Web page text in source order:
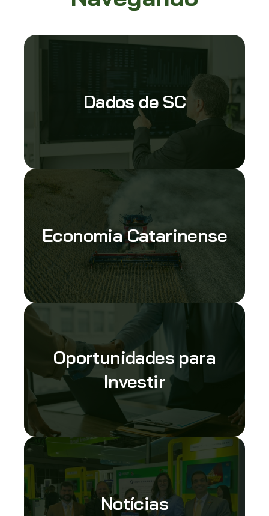
Dados de SC
Economia Catarinense
Oportunidades para
Investir
Notícias